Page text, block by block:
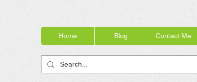
Home Blog Contact Me